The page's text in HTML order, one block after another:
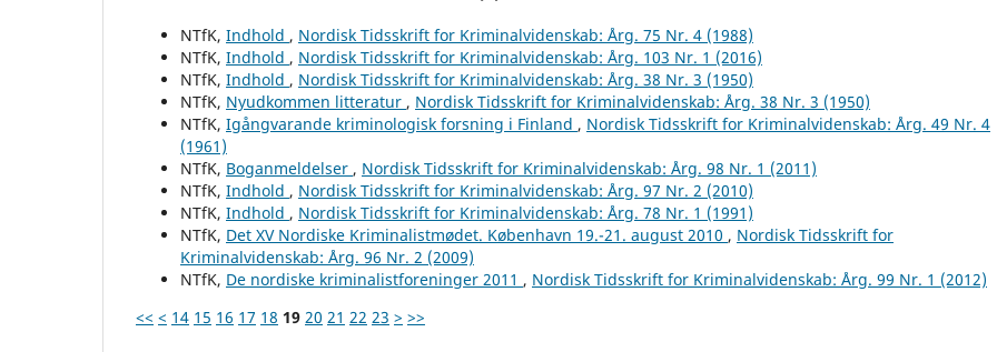
NTfK, Indhold , Nordisk Tidsskrift for Kriminalvidenskab: Årg. 75 Nr. 4 (1988)
NTfK, Indhold , Nordisk Tidsskrift for Kriminalvidenskab: Årg. 103 Nr. 1 (2016)
NTfK, Indhold , Nordisk Tidsskrift for Kriminalvidenskab: Årg. 38 Nr. 3 (1950)
NTfK, Nyudkommen litteratur , Nordisk Tidsskrift for Kriminalvidenskab: Årg. 38 Nr. 3 (1950)
NTfK, Igångvarande kriminologisk forsning i Finland , Nordisk Tidsskrift for Kriminalvidenskab: Årg. 49 Nr. 4
(1961)
NTfK, Boganmeldelser , Nordisk Tidsskrift for Kriminalvidenskab: Årg. 98 Nr. 1 (2011)
NTfK, Indhold , Nordisk Tidsskrift for Kriminalvidenskab: Årg. 97 Nr. 2 (2010)
NTfK, Indhold , Nordisk Tidsskrift for Kriminalvidenskab: Årg. 78 Nr. 1 (1991)
NTfK, Det XV Nordiske Kriminalistmødet. København 19.-21. august 2010 , Nordisk Tidsskrift for
Kriminalvidenskab: Årg. 96 Nr. 2 (2009)
NTfK, De nordiske kriminalistforeninger 2011 , Nordisk Tidsskrift for Kriminalvidenskab: Årg. 99 Nr. 1 (2012)
<< < 14 15 16 17 18 19 20 21 22 23 > >>